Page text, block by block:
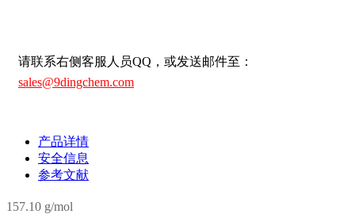
请联系右侧客服人员QQ，或发送邮件至：
sales@9dingchem.com
产品详情
安全信息
参考文献
157.10 g/mol